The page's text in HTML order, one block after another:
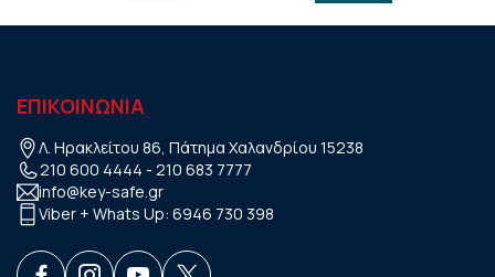
ΕΠΙΚΟΙΝΩΝΙΑ
Λ. Ηρακλείτου 86, Πάτημα Χαλανδρίου 15238
210 600 4444 - 210 683 7777
info@key-safe.gr
Viber + Whats Up: 6946 730 398